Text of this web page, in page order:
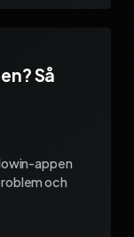
Så
appen
och